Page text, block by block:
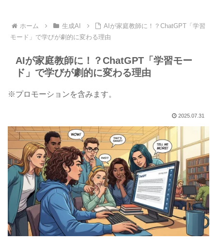
ホーム 生成AI
AIが家庭教師に！？ChatGPT「学習
モード」で学びが劇的に変わる理由
AIが家庭教師に！？ChatGPT「学習モー
ド」で学びが劇的に変わる理由
※プロモーションを含みます。
2025.07.31